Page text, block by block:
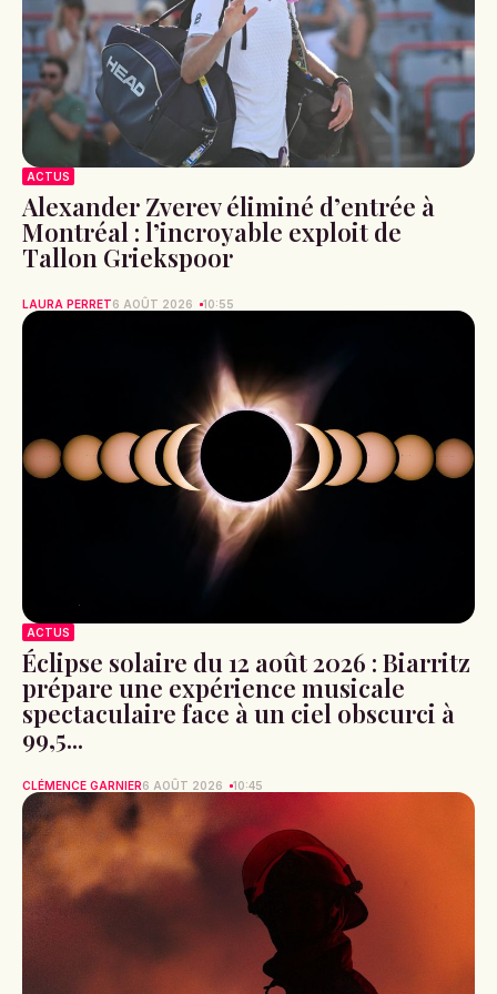
ACTUS
Alexander Zverev éliminé d’entrée à
Montréal : l’incroyable exploit de
Tallon Griekspoor
LAURA PERRET6 AOÛT 2026 10:55
ACTUS
Éclipse solaire du 12 août 2026 : Biarritz
prépare une expérience musicale
spectaculaire face à un ciel obscurci à
99,5...
CLÉMENCE GARNIER6 AOÛT 2026 10:45